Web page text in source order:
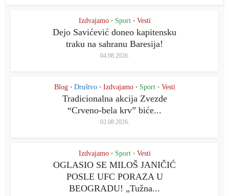
Izdvajamo • Sport • Vesti
Dejo Savićević doneo kapitensku
traku na sahranu Baresija!
04.08.2026.
Blog • Društvo • Izdvajamo • Sport • Vesti
Tradicionalna akcija Zvezde
“Crveno-bela krv” biće...
02.08.2026.
Izdvajamo • Sport • Vesti
OGLASIO SE MILOŠ JANIČIĆ
POSLE UFC PORAZA U
BEOGRADU! „Tužna...